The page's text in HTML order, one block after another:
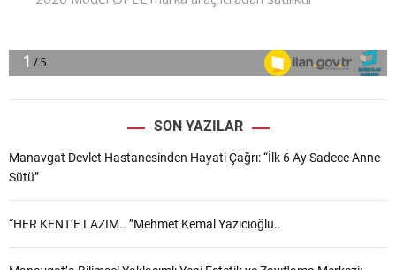
SON YAZILAR
Manavgat Devlet Hastanesinden Hayati Çağrı: “İlk 6 Ay Sadece Anne
Sütü”
“HER KENT’E LAZIM.. ”Mehmet Kemal Yazıcıoğlu..